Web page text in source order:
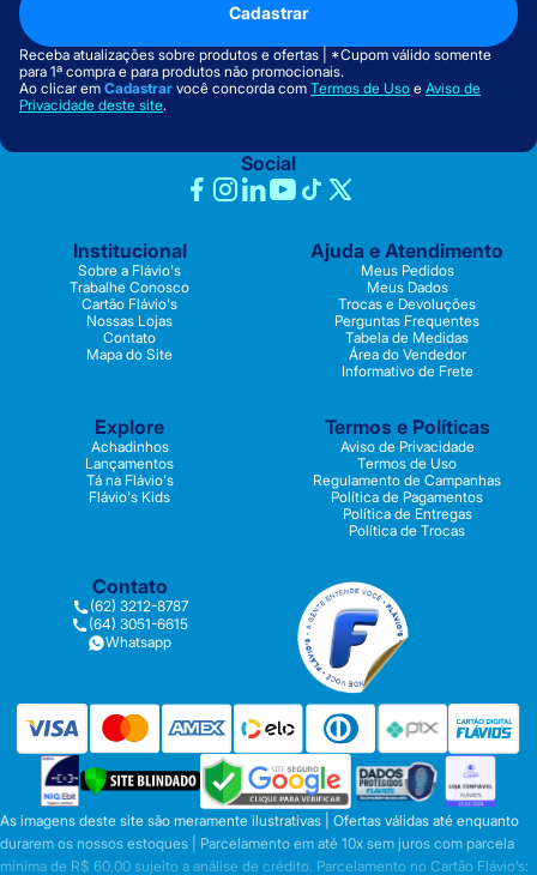
Cadastrar
Receba atualizações sobre produtos e ofertas | *Cupom válido somente
para 1ª compra e para produtos não promocionais.
Ao clicar em Cadastrar você concorda com Termos de Uso e Aviso de
Privacidade deste site.
Social
Institucional
Sobre a Flávio's
Trabalhe Conosco
Cartão Flávio's
Nossas Lojas
Contato
Mapa do Site
Ajuda e Atendimento
Meus Pedidos
Meus Dados
Trocas e Devoluções
Perguntas Frequentes
Tabela de Medidas
Área do Vendedor
Informativo de Frete
Explore
Achadinhos
Lançamentos
Tá na Flávio's
Flávio's Kids
Termos e Políticas
Aviso de Privacidade
Termos de Uso
Regulamento de Campanhas
Política de Pagamentos
Política de Entregas
Política de Trocas
Contato
(62) 3212-8787
(64) 3051-6615
Whatsapp
As imagens deste site são meramente ilustrativas | Ofertas válidas até enquanto
durarem os nossos estoques | Parcelamento em até 10x sem juros com parcela
mínima de R$ 60,00 sujeito a análise de crédito. Parcelamento no Cartão Flávio’s: